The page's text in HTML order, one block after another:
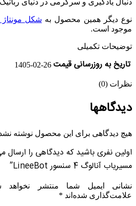
دنبال یادگیری و سرگرمی در دنیای
نوع دیگر همین محصول به شکل مونتاژ
موجود است.
توضیحات تکمیلی
تاریخ به روزرسانی قیمت 1405-02-26
نظرات (0)
دیدگاهها
هیچ دیدگاهی برای این محصول نوشته
اولین نفری باشید که دیدگاهی را ارسال
مسیریاب آنالوگ 4 سنسور LineeBot”
نشانی ایمیل شما منتشر نخواهد
علامت‌گذاری شده‌اند *